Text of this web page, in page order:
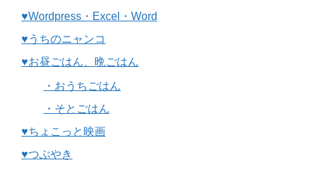
♥Wordpress・Excel・Word
♥うちのニャンコ
♥お昼ごはん、晩ごはん
・おうちごはん
・そとごはん
♥ちょこっと映画
♥つぶやき